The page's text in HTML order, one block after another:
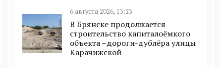
6 августа 2026, 13:23
В Брянске продолжается
строительство капиталоёмкого
объекта –дороги-дублёра улицы
Карачижской